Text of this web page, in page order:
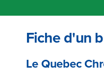
Fiche d'un
Le Quebec